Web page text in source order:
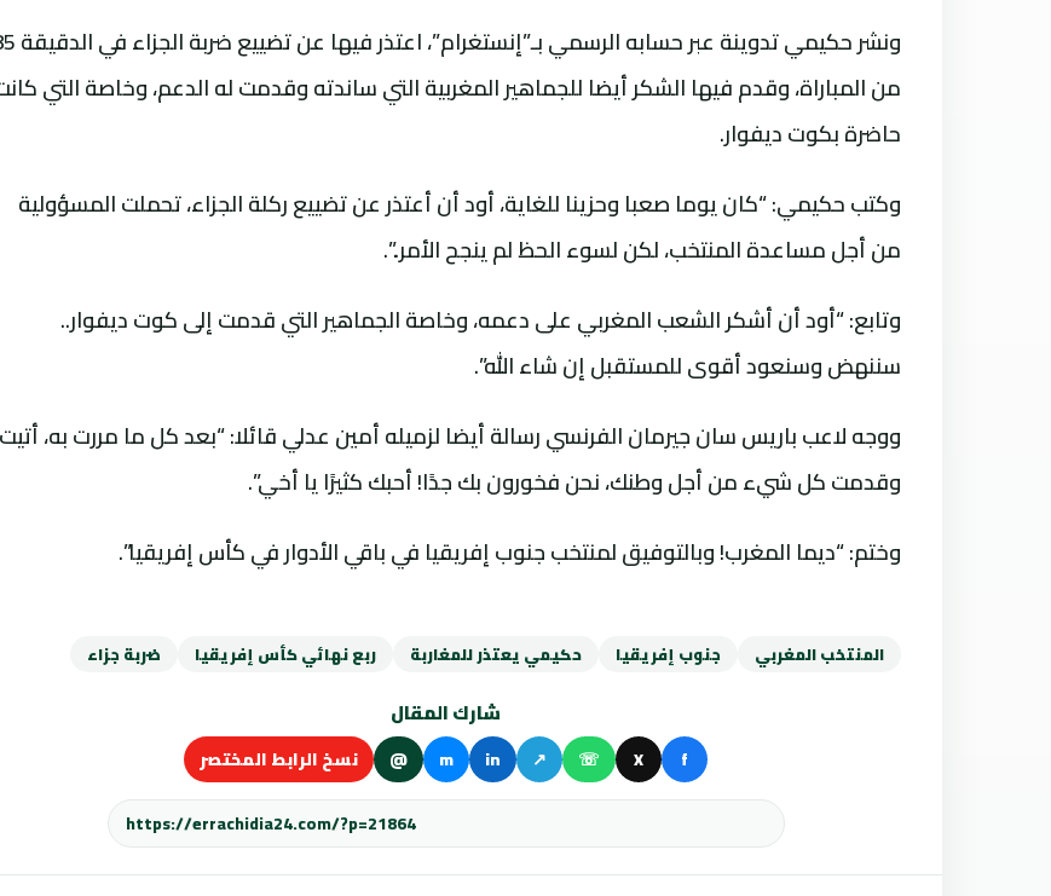
ونشر حكيمي تدوينة عبر حسابه
من المباراة، وقدم فيها الشكر أيضا للجماهير المغربية التي ساندته وقدمت له الدعم، وخاصة التي
حاضرة بكوت ديفوار.
وكتب حكيمي: “كان يوما صعبا وحزينا للغاية، أود أن أعتذر عن تضييع ركلة الجزاء، تحملت المسؤولية
من أجل مساعدة المنتخب، لكن لسوء الحظ لم ينجح الأمر..”.
وتابع: “أود أن أشكر الشعب المغربي على دعمه، وخاصة الجماهير التي قدمت إلى كوت ديفوار..
سننهض وسنعود أقوى للمستقبل إن شاء الله”.
ووجه لاعب باريس سان جيرمان الفرنسي رسالة أيضا لزميله أمين عدلي قائلا: “بعد كل ما مررت به، أتيت
وقدمت كل شيء من أجل وطنك، نحن فخورون بك جدًا! أحبك كثيرًا يا أخي”.
وختم: “ديما المغرب! وبالتوفيق لمنتخب جنوب إفريقيا في باقي الأدوار في كأس إفريقيا”.
المنتخب المغربي جنوب إفريقيا حكيمي يعتذر للمغاربة ربع نهائي كأس إفريقيا ضربة جزاء
شارك المقال
f
X
☏
↗
in
m
@ نسخ الرابط المختصر